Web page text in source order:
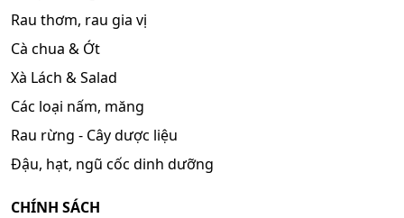
Rau thơm, rau gia vị
Cà chua & Ớt
Xà Lách & Salad
Các loại nấm, măng
Rau rừng - Cây dược liệu
Đậu, hạt, ngũ cốc dinh dưỡng
CHÍNH SÁCH